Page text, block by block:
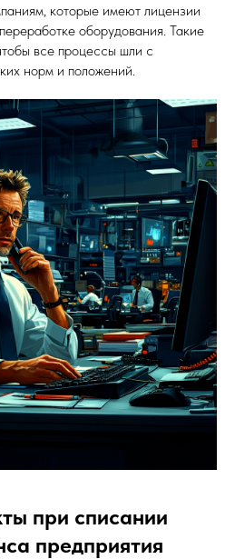
которые имеют лицензии
оборудования. Такие
все процессы шли с
норм и положений.
при списании
предприятия